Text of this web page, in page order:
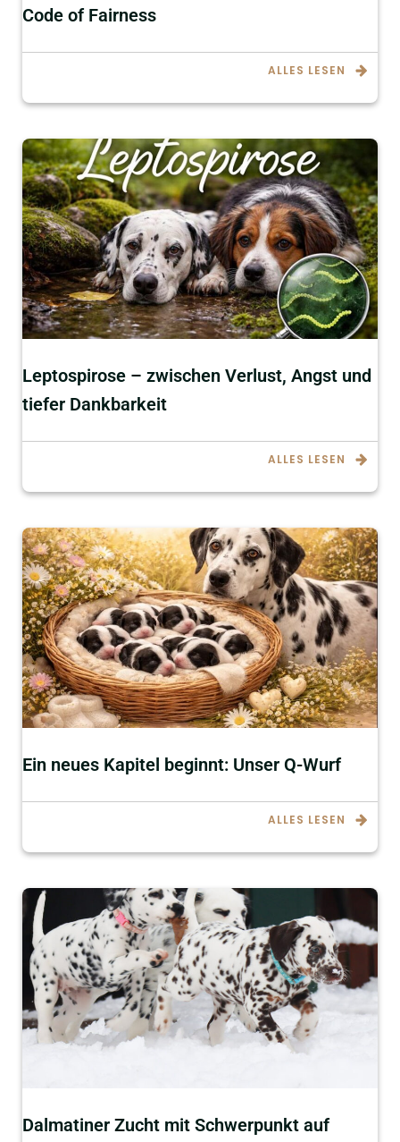
Code of Fairness
ALLES LESEN
Leptospirose – zwischen Verlust, Angst und
tiefer Dankbarkeit
ALLES LESEN
Ein neues Kapitel beginnt: Unser Q-Wurf
ALLES LESEN
Dalmatiner Zucht mit Schwerpunkt auf